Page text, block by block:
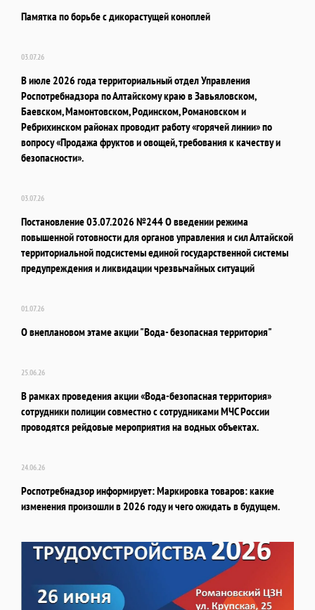
Памятка по борьбе с дикорастущей коноплей
03.07.26
В июле 2026 года территориальный отдел Управления
Роспотребнадзора по Алтайскому краю в Завьяловском,
Баевском, Мамонтовском, Родинском, Романовском и
Ребрихинском районах проводит работу «горячей линии» по
вопросу «Продажа фруктов и овощей, требования к качеству и
безопасности».
03.07.26
Постановление 03.07.2026 №244 О введении режима
повышенной готовности для органов управления и сил Алтайской
территориальной подсистемы единой государственной системы
предупреждения и ликвидации чрезвычайных ситуаций
01.07.26
О внеплановом этаме акции "Вода- безопасная территория"
25.06.26
В рамках проведения акции «Вода-безопасная территория»
сотрудники полиции совместно с сотрудниками МЧС России
проводятся рейдовые мероприятия на водных объектах.
24.06.26
Роспотребнадзор информирует: Маркировка товаров: какие
изменения произошли в 2026 году и чего ожидать в будущем.